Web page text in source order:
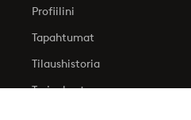
Profiilini
Tapahtumat
Tilaushistoria
Tarjoukset